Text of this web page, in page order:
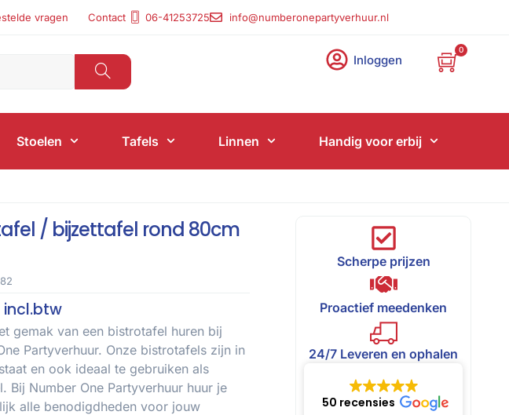
vragen Contact 06-41253725 info@numberonepartyverhuur.nl
Inloggen
0
Stoelen Tafels Linnen Handig voor erbij
/ bijzettafel rond 80cm
incl.btw
gemak van een bistrotafel huren bij
Partyverhuur. Onze bistrotafels zijn in
en ook ideaal te gebruiken als
Bij Number One Partyverhuur huur je
alle benodigdheden voor jouw
Scherpe prijzen
Proactief meedenken
24/7 Leveren en ophalen
50 recensies